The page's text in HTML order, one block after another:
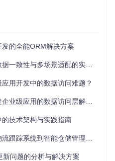
式树解析生成高效SQL，减少
机制降低重复查询的响应时
技术落地
方案
涉及库存扣减、支付记录、物
实现分布式事
多表操作，确保所有数据操作
的全能ORM解决方案
致性与多场景适配的实践指南
用开发中的数据访问难题？
级应用的数据访问层解决方案
技术架构与实践指南
统到智能仓储管理的全栈解决方案
问题的分析与解决方案